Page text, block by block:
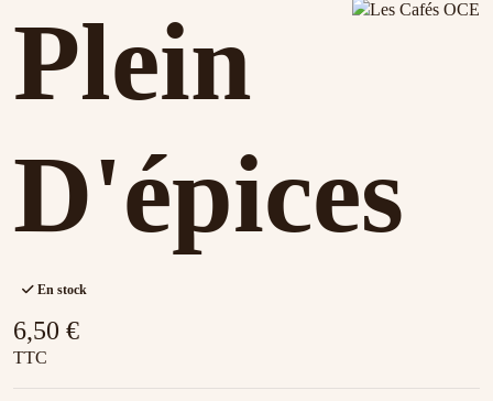
Plein
D'épices
En stock
6,50 €
TTC